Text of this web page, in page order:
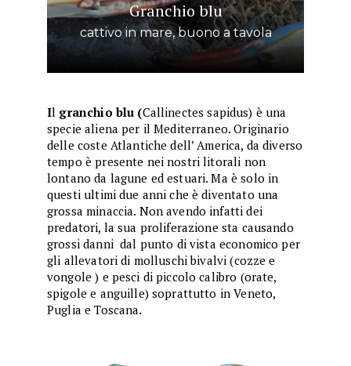
Granchio blu
cattivo in mare, buono a tavola
Il granchio blu (Callinectes sapidus) è una
specie aliena per il Mediterraneo. Originario
delle coste Atlantiche dell’ America, da diverso
tempo è presente nei nostri litorali non
lontano da lagune ed estuari. Ma è solo in
questi ultimi due anni che è diventato una
grossa minaccia. Non avendo infatti dei
predatori, la sua proliferazione sta causando
grossi danni dal punto di vista economico per
gli allevatori di molluschi bivalvi (cozze e
vongole ) e pesci di piccolo calibro (orate,
spigole e anguille) soprattutto in Veneto,
Puglia e Toscana.